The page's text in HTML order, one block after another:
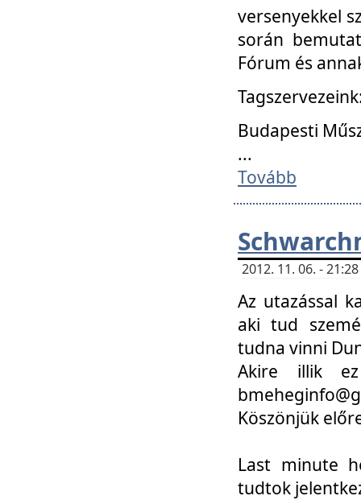
versenyekkel
során
Fórum és
Budapesti
...
Tovább
2012. 11. 06. -
Az utazással
aki tud
tudna vinni
Akire illik
Köszönjük
Last minute
tudtok